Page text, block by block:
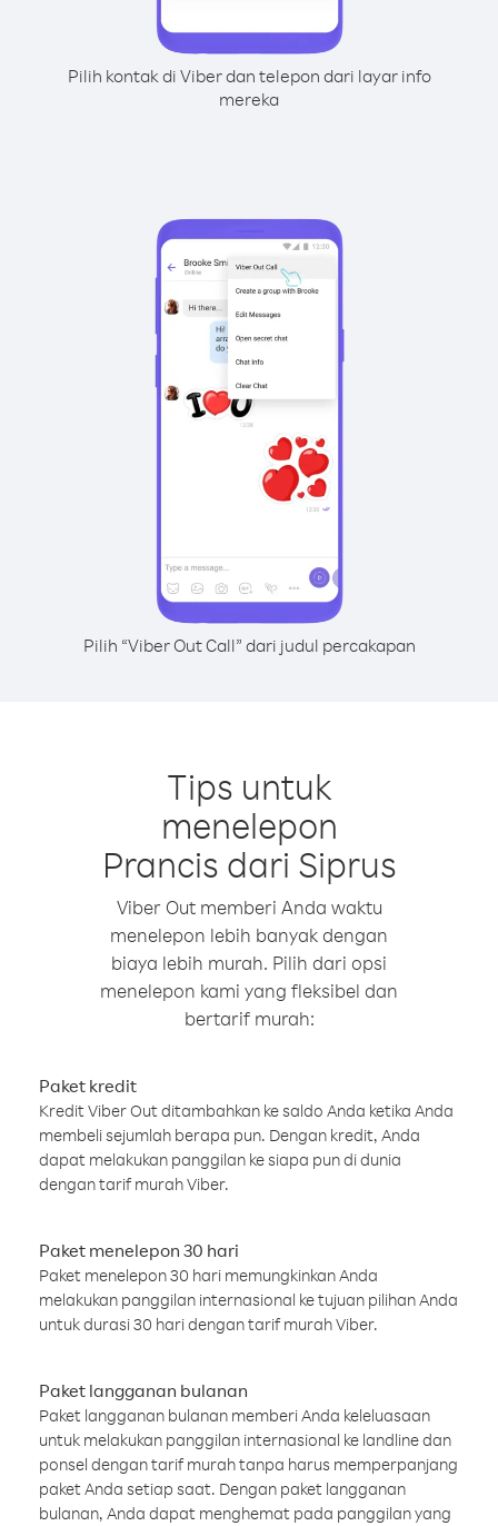
Pilih kontak di Viber dan telepon dari layar info
mereka
Pilih “Viber Out Call” dari judul percakapan
Tips untuk
menelepon
Prancis dari Siprus
Viber Out memberi Anda waktu
menelepon lebih banyak dengan
biaya lebih murah. Pilih dari opsi
menelepon kami yang fleksibel dan
bertarif murah:
Paket kredit
Kredit Viber Out ditambahkan ke saldo Anda ketika Anda
membeli sejumlah berapa pun. Dengan kredit, Anda
dapat melakukan panggilan ke siapa pun di dunia
dengan tarif murah Viber.
Paket menelepon 30 hari
Paket menelepon 30 hari memungkinkan Anda
melakukan panggilan internasional ke tujuan pilihan Anda
untuk durasi 30 hari dengan tarif murah Viber.
Paket langganan bulanan
Paket langganan bulanan memberi Anda keleluasaan
untuk melakukan panggilan internasional ke landline dan
ponsel dengan tarif murah tanpa harus memperpanjang
paket Anda setiap saat. Dengan paket langganan
bulanan, Anda dapat menghemat pada panggilan yang